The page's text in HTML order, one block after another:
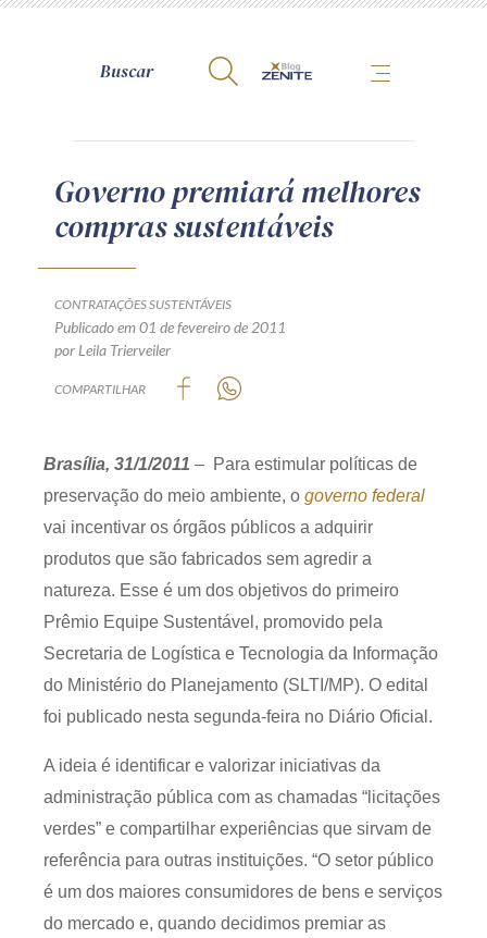
A Zênite
Como publicar conosco
Contato
Termos de uso
Guia de Direitos dos Titulares de Dados
Produtos e serviços
Zênite Fácil IA
Zênite Play
Orientação por Escrito
Capacitação
Zênite Online
Eventos presenciais
Zênite in Company
Governo premiará melhores
compras sustentáveis
CONTRATAÇÕES SUSTENTÁVEIS
Publicado em 01 de fevereiro de 2011
por Leila Trierveiler
COMPARTILHAR
Brasília, 31/1/2011 – Para estimular políticas de
preservação do meio ambiente, o governo federal
vai incentivar os órgãos públicos a adquirir
produtos que são fabricados sem agredir a
natureza. Esse é um dos objetivos do primeiro
Prêmio Equipe Sustentável, promovido pela
Secretaria de Logística e Tecnologia da Informação
do Ministério do Planejamento (SLTI/MP). O edital
foi publicado nesta segunda-feira no Diário Oficial.
A ideia é identificar e valorizar iniciativas da
administração pública com as chamadas “licitações
verdes” e compartilhar experiências que sirvam de
referência para outras instituições. “O setor público
é um dos maiores consumidores de bens e serviços
do mercado e, quando decidimos premiar as